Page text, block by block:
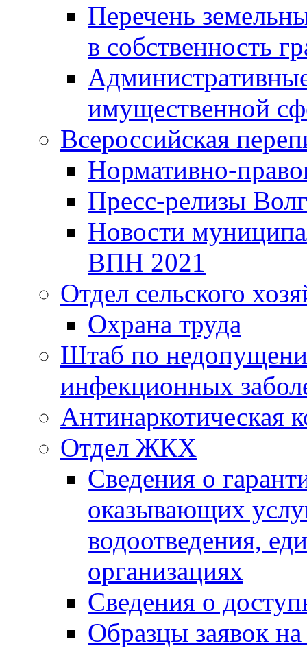
Перечень
в собственность
имущественной
Всероссийская
Нормативно-
Пресс-релизы
Новости
ВПН 2021
Отдел сельского
Охрана труда
Штаб по
инфекционных
Антинаркотическая
Отдел ЖКХ
Сведения о
оказывающих
водоотведения,
организациях
Сведения о
Образцы заявок